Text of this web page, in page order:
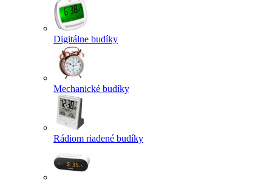
Digitálne budíky
Mechanické budíky
Rádiom riadené budíky